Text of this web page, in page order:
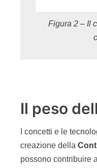
Figura 2 – Il
Il peso
I concetti e le
creazione della
possono contribuire